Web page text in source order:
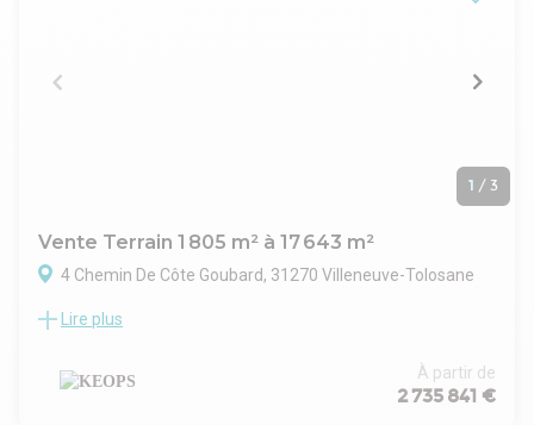
1 / 3
Vente Terrain 1 805 m² à 17 643 m²
4 Chemin De Côte Goubard, 31270 Villeneuve-Tolosane
Terrains industriels à vendre, au sud-ouest de Toulouse, à
Terrains viabilisés :
- Eau
Lire plus
À partir de
2 735 841 €